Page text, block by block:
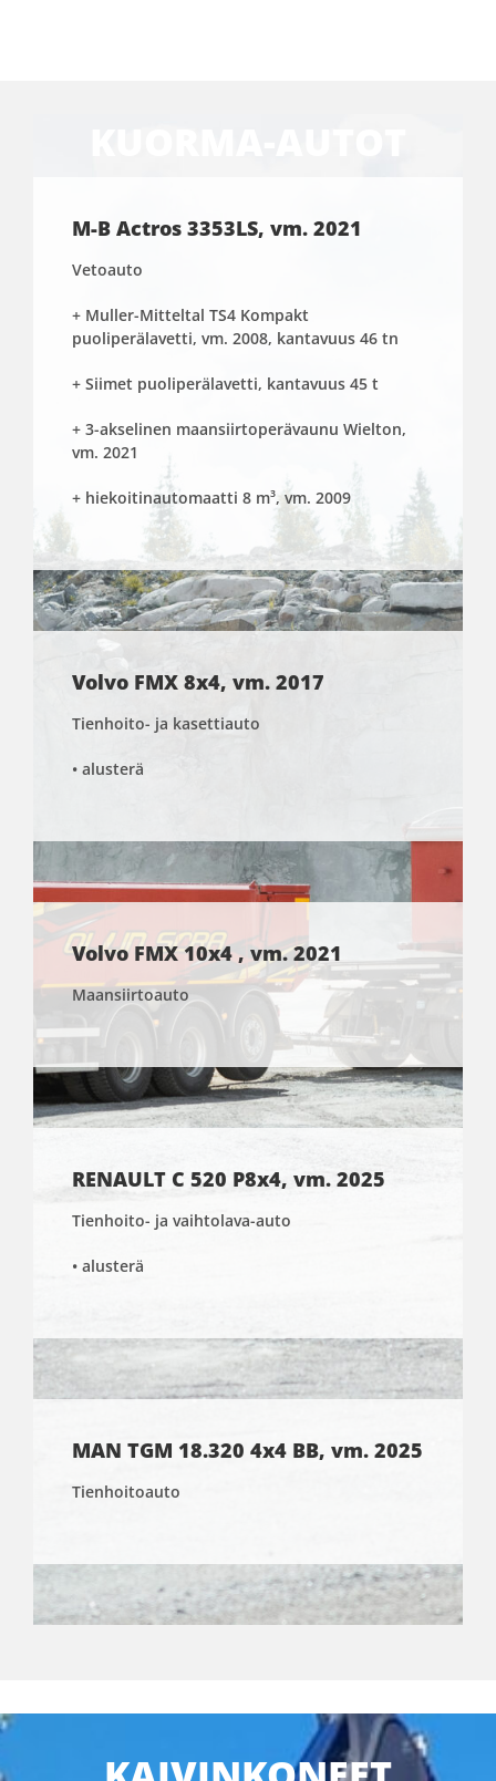
M-B Actros 3353LS, vm. 2021
Vetoauto
+ Muller-Mitteltal TS4 Kompakt
puoliperälavetti, vm. 2008, kantavuus 46 tn
+ Siimet puoliperälavetti, kantavuus 45 t
+ 3-akselinen maansiirtoperävaunu Wielton,
vm. 2021
+ hiekoitinautomaatti 8 m³, vm. 2009
Volvo FMX 8x4, vm. 2017
Tienhoito- ja kasettiauto
• alusterä
Volvo FMX 10x4 , vm. 2021
Maansiirtoauto
RENAULT C 520 P8x4, vm. 2025
Tienhoito- ja vaihtolava-auto
• alusterä
MAN TGM 18.320 4x4 BB, vm. 2025
Tienhoitoauto